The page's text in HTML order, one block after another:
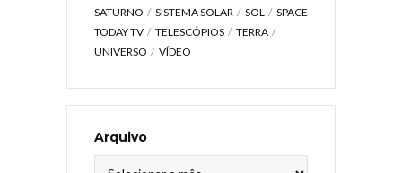
SATURNO
SISTEMA SOLAR SOL
SPACE
TODAY TV
TELESCÓPIOS
TERRA
UNIVERSO
VÍDEO
Arquivo